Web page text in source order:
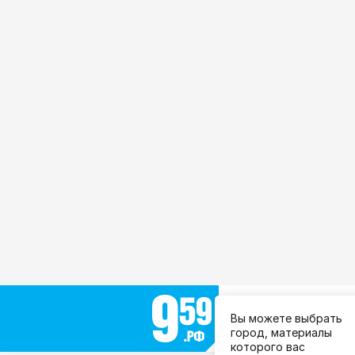
Все города
Вы можете выбрать
город, материалы
которого вас